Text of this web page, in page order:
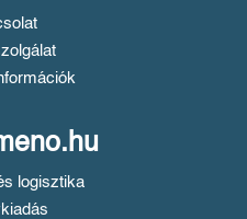
logisztika